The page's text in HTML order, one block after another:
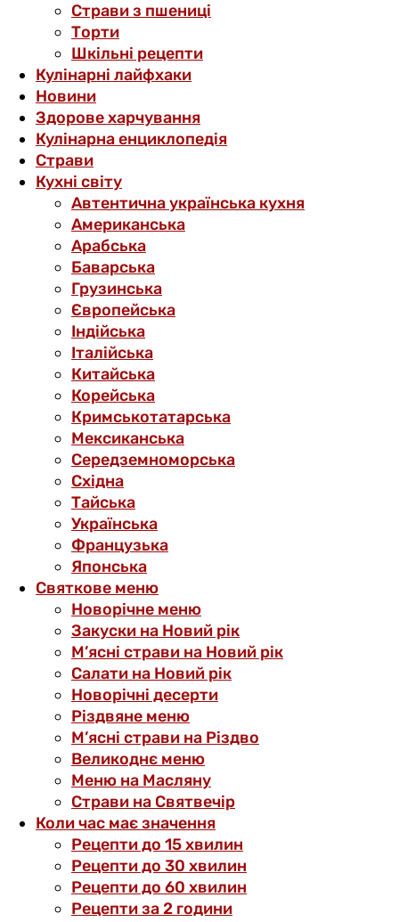
Страви з пшениці
Торти
Шкільні рецепти
Кулінарні лайфхаки
Новини
Здорове харчування
Кулінарна енциклопедія
Страви
Кухні світу
Автентична українська кухня
Американська
Арабська
Баварська
Грузинська
Європейська
Індійська
Італійська
Китайська
Корейська
Кримськотатарська
Мексиканська
Середземноморська
Східна
Тайська
Українська
Французька
Японська
Святкове меню
Новорічне меню
Закуски на Новий рік
М’ясні страви на Новий рік
Салати на Новий рік
Новорічні десерти
Різдвяне меню
М’ясні страви на Різдво
Великоднє меню
Меню на Масляну
Страви на Святвечір
Коли час має значення
Рецепти до 15 хвилин
Рецепти до 30 хвилин
Рецепти до 60 хвилин
Рецепти за 2 години